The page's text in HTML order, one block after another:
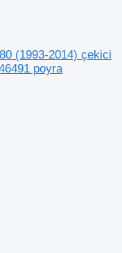
(1993-2014) çekici
poyra